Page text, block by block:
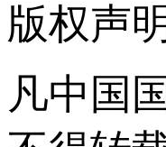
版权声明
凡中国